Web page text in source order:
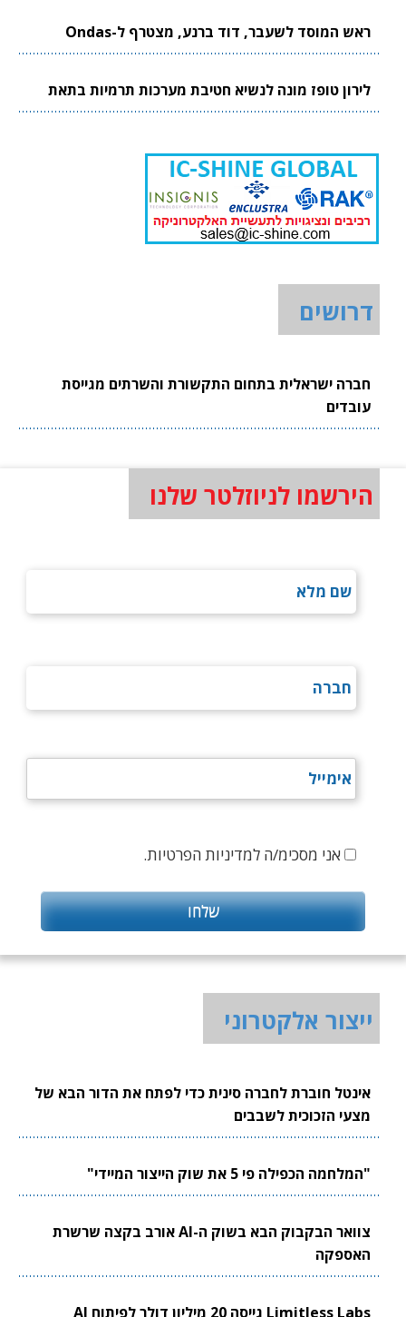
ראש המוסד לשעבר, דוד ברנע, מצטרף ל-Ondas
לירון טופז מונה לנשיא חטיבת מערכות תרמיות בתאת
דרושים
חברה ישראלית בתחום התקשורת והשרתים מגייסת
עובדים
הירשמו לניוזלטר שלנו
אני מסכימ/ה למדיניות הפרטיות.
ייצור אלקטרוני
אינטל חוברת לחברה סינית כדי לפתח את הדור הבא של
מצעי הזכוכית לשבבים
"המלחמה הכפילה פי 5 את שוק הייצור המיידי"
צוואר הבקבוק הבא בשוק ה-AI אורב בקצה שרשרת
האספקה
Limitless Labs גייסה 20 מיליון דולר לפיתוח AI